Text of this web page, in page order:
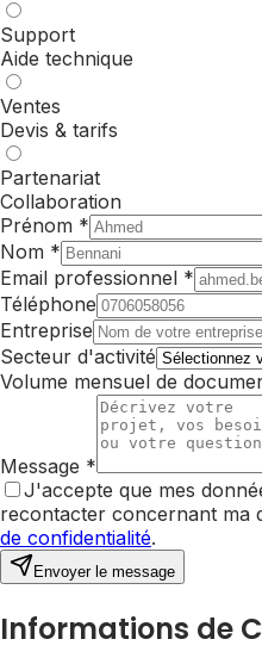
Support
Aide technique
Ventes
Devis & tarifs
Partenariat
Collaboration
Prénom *
Nom *
Email professionnel *
Téléphone
Entreprise
Secteur d'activité
Volume mensuel de
Message *
J'accepte que mes
recontacter concernant ma
de confidentialité.
Envoyer le message
Informations de